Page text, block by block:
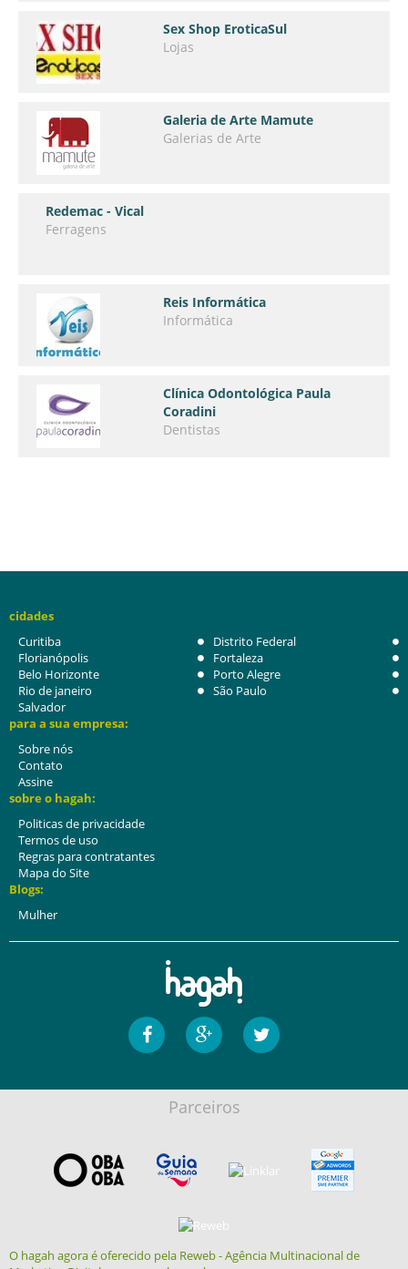
Sex Shop EroticaSul
Lojas
Galeria de Arte Mamute
Galerias de Arte
Redemac - Vical
Ferragens
Reis Informática
Informática
Clínica Odontológica Paula
Coradini
Dentistas
cidades
Curitiba
Distrito Federal
Florianópolis
Fortaleza
Belo Horizonte
Porto Alegre
Rio de janeiro
São Paulo
Salvador
para a sua empresa:
Sobre nós
Contato
Assine
sobre o hagah:
Politicas de privacidade
Termos de uso
Regras para contratantes
Mapa do Site
Blogs:
Mulher
Parceiros
O hagah agora é oferecido pela Reweb - Agência Multinacional de